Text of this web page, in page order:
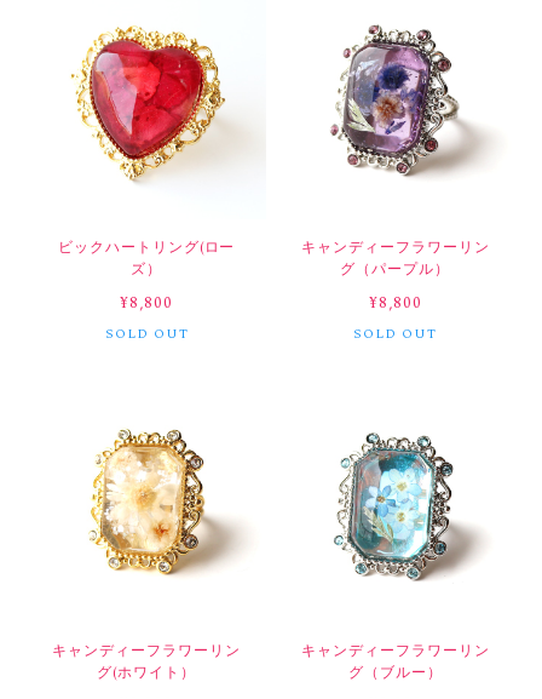
ビックハートリング(ロー
ズ）
¥8,800
SOLD OUT
キャンディーフラワーリン
グ（パープル）
¥8,800
SOLD OUT
キャンディーフラワーリン
グ(ホワイト）
キャンディーフラワーリン
グ（ブルー）